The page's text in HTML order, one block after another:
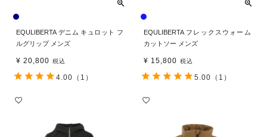
EQULIBERTA デニム キュロット フ
ルグリップ メンズ
¥ 20,800 税込
4.00 （1）
EQULIBERTA フレックスウォーム
カットソー メンズ
¥ 15,800 税込
5.00 （1）